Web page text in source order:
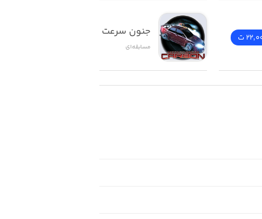
ت جنون سرعت کربن
مسابقه‌ای